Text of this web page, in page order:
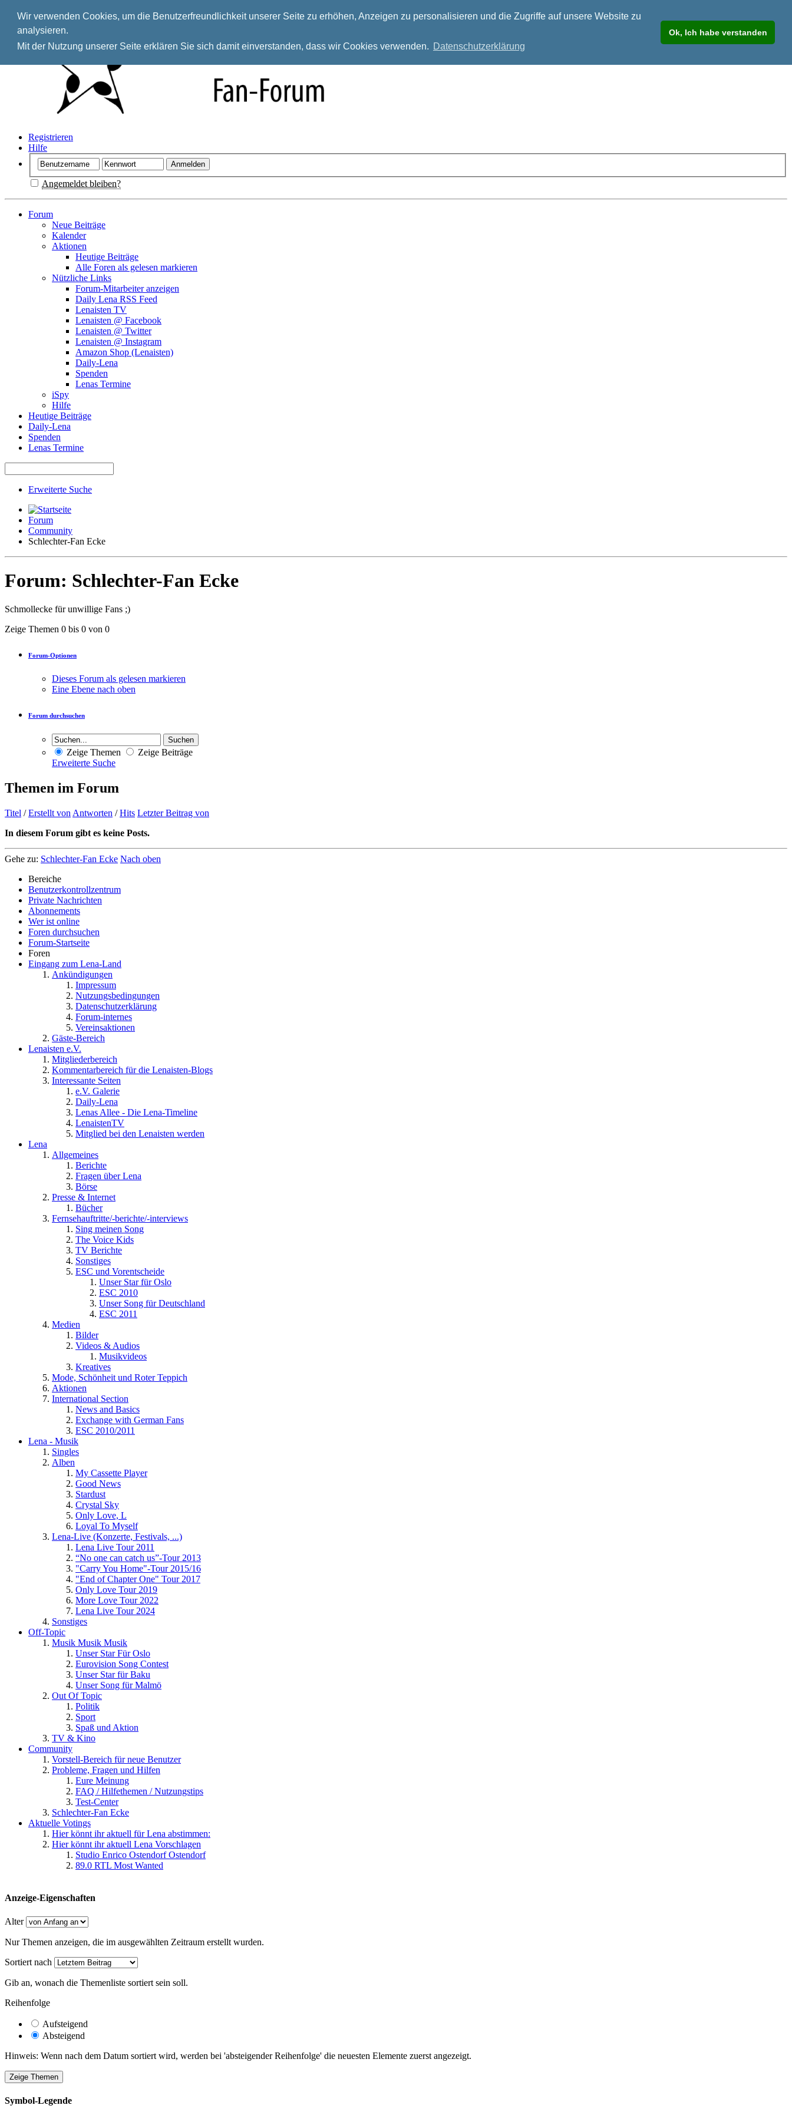
Wir verwenden Cookies, um die Benutzerfreundlichkeit unserer Seite zu erhöhen, Anzeigen zu personalisieren und die Zugriffe auf unsere Website zu
analysieren.
Mit der Nutzung unserer Seite erklären Sie sich damit einverstanden, dass wir Cookies verwenden. Datenschutzerklärung
Ok, Ich habe verstanden
Registrieren
Hilfe
Angemeldet bleiben?
Forum
Neue Beiträge
Kalender
Aktionen
Heutige Beiträge
Alle Foren als gelesen markieren
Nützliche Links
Forum-Mitarbeiter anzeigen
Daily Lena RSS Feed
Lenaisten TV
Lenaisten @ Facebook
Lenaisten @ Twitter
Lenaisten @ Instagram
Amazon Shop (Lenaisten)
Daily-Lena
Spenden
Lenas Termine
iSpy
Hilfe
Heutige Beiträge
Daily-Lena
Spenden
Lenas Termine
Erweiterte Suche
Forum
Community
Schlechter-Fan Ecke
Forum: Schlechter-Fan Ecke
Schmollecke für unwillige Fans ;)
Zeige Themen 0 bis 0 von 0
Forum-Optionen
Dieses Forum als gelesen markieren
Eine Ebene nach oben
Forum durchsuchen
Zeige Themen
Zeige Beiträge
Erweiterte Suche
Themen im Forum
Titel /Erstellt von Antworten /Hits Letzter Beitrag von
In diesem Forum gibt es keine Posts.
Gehe zu: Schlechter-Fan Ecke Nach oben
Bereiche
Benutzerkontrollzentrum
Private Nachrichten
Abonnements
Wer ist online
Foren durchsuchen
Forum-Startseite
Foren
Eingang zum Lena-Land
Ankündigungen
Impressum
Nutzungsbedingungen
Datenschutzerklärung
Forum-internes
Vereinsaktionen
Gäste-Bereich
Lenaisten e.V.
Mitgliederbereich
Kommentarbereich für die Lenaisten-Blogs
Interessante Seiten
e.V. Galerie
Daily-Lena
Lenas Allee - Die Lena-Timeline
LenaistenTV
Mitglied bei den Lenaisten werden
Lena
Allgemeines
Berichte
Fragen über Lena
Börse
Presse & Internet
Bücher
Fernsehauftritte/-berichte/-interviews
Sing meinen Song
The Voice Kids
TV Berichte
Sonstiges
ESC und Vorentscheide
Unser Star für Oslo
ESC 2010
Unser Song für Deutschland
ESC 2011
Medien
Bilder
Videos & Audios
Musikvideos
Kreatives
Mode, Schönheit und Roter Teppich
Aktionen
International Section
News and Basics
Exchange with German Fans
ESC 2010/2011
Lena - Musik
Singles
Alben
My Cassette Player
Good News
Stardust
Crystal Sky
Only Love, L
Loyal To Myself
Lena-Live (Konzerte, Festivals, ...)
Lena Live Tour 2011
“No one can catch us”-Tour 2013
"Carry You Home"-Tour 2015/16
"End of Chapter One" Tour 2017
Only Love Tour 2019
More Love Tour 2022
Lena Live Tour 2024
Sonstiges
Off-Topic
Musik Musik Musik
Unser Star Für Oslo
Eurovision Song Contest
Unser Star für Baku
Unser Song für Malmö
Out Of Topic
Politik
Sport
Spaß und Aktion
TV & Kino
Community
Vorstell-Bereich für neue Benutzer
Probleme, Fragen und Hilfen
Eure Meinung
FAQ / Hilfethemen / Nutzungstips
Test-Center
Schlechter-Fan Ecke
Aktuelle Votings
Hier könnt ihr aktuell für Lena abstimmen:
Hier könnt ihr aktuell Lena Vorschlagen
Studio Enrico Ostendorf Ostendorf
89.0 RTL Most Wanted
Anzeige-Eigenschaften
Alter
Nur Themen anzeigen, die im ausgewählten Zeitraum erstellt wurden.
Sortiert nach
Gib an, wonach die Themenliste sortiert sein soll.
Reihenfolge
Aufsteigend
Absteigend
Hinweis: Wenn nach dem Datum sortiert wird, werden bei 'absteigender Reihenfolge' die neuesten Elemente zuerst angezeigt.
Symbol-Legende